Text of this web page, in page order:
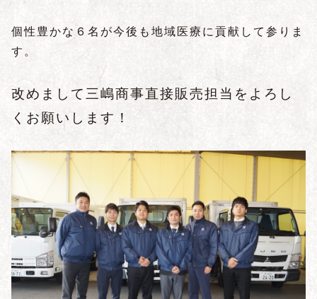
個性豊かな６名が今後も地域医療に貢献して参りま
す。
改めまして三嶋商事直接販売担当をよろし
くお願いします！